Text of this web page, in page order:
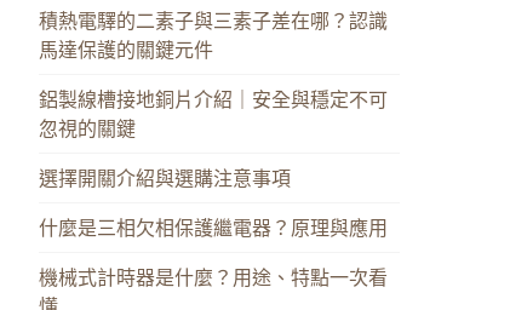
積熱電驛的二素子與三素子差在哪？認識
馬達保護的關鍵元件
鋁製線槽接地銅片介紹｜安全與穩定不可
忽視的關鍵
選擇開關介紹與選購注意事項
什麼是三相欠相保護繼電器？原理與應用
機械式計時器是什麼？用途、特點一次看